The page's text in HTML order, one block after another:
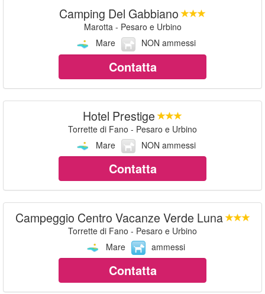
Camping Del Gabbiano
Marotta - Pesaro e Urbino
Mare
NON ammessi
Contatta
Hotel Prestige
Torrette di Fano - Pesaro e Urbino
Mare
NON ammessi
Contatta
Campeggio Centro Vacanze Verde Luna
Torrette di Fano - Pesaro e Urbino
Mare
ammessi
Contatta